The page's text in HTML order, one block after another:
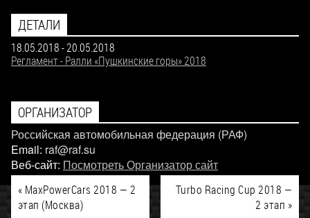
ДЕТАЛИ
18.05.2018-20.05.2018
Регламент - Ралли «Пушкинские горы» 2018
ОРГАНИЗАТОР
Российская автомобильная федерация (РАФ)
Email: raf@raf.su
Веб-сайт: Посмотреть Организатор сайт
« MaxPowerCars 2018 — 2
этап (Москва)
Turbo Racing Cup 2018 —
2 этап »